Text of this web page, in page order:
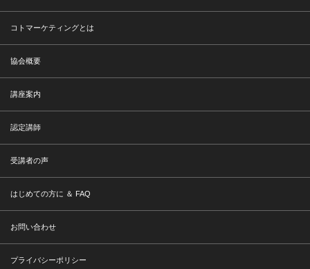
コトマーケティングとは
協会概要
講座案内
認定講師
受講者の声
はじめての方に ＆ FAQ
お問い合わせ
プライバシーポリシー